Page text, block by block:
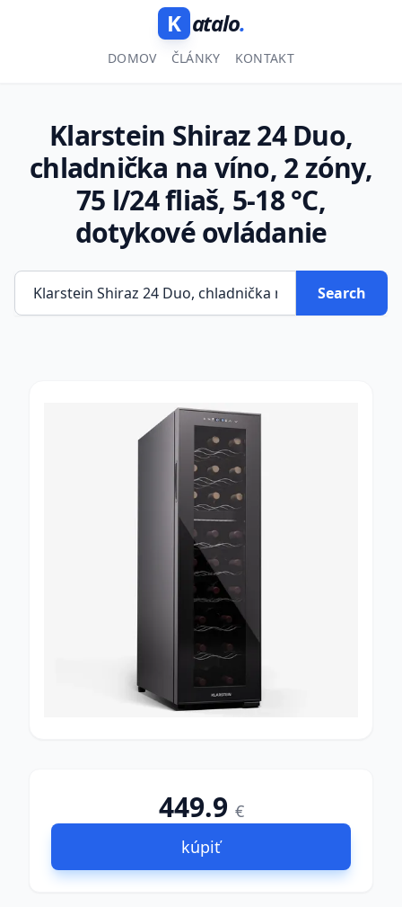
K atalo.
DOMOV ČLÁNKY KONTAKT
Klarstein Shiraz 24 Duo,
chladnička na víno, 2 zóny,
75 l/24 fliaš, 5-18 °C,
dotykové ovládanie
Search
449.9 €
kúpiť